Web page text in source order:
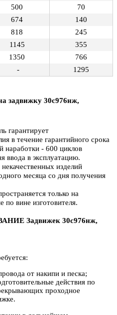
500
70
674
140
818
245
1145
355
1350
766
- 1295
задвижку 30с976нж,
гарантирует
в течение гарантийного срока
наработки - 600 циклов
ввода в эксплуатацию.
изделий
месяца со дня получения
только на
по вине изготовителя.
Задвижек 30с976нж,
от накипи и песка;
действия по
проходное